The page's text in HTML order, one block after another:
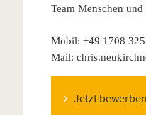
Team Menschen
Mobil: +49 1708
Mail:
Jetzt